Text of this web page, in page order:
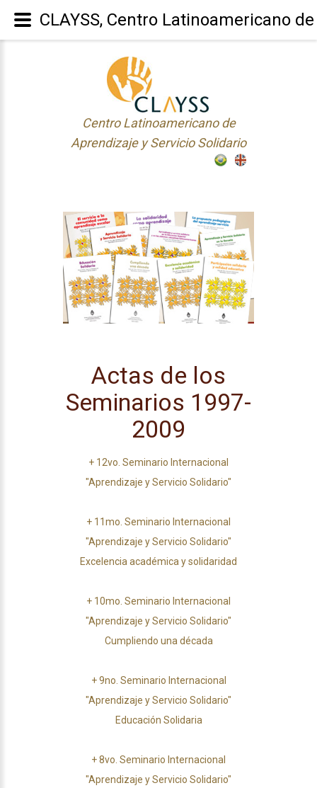
Centro Latinoamericano de
Aprendizaje y Servicio Solidario
Actas de los
Seminarios 1997-
2009
+ 12vo. Seminario Internacional
"Aprendizaje y Servicio Solidario"
+ 11mo. Seminario Internacional
"Aprendizaje y Servicio Solidario"
Excelencia académica y solidaridad
+ 10mo. Seminario Internacional
"Aprendizaje y Servicio Solidario"
Cumpliendo una década
+9no. Seminario Internacional
"Aprendizaje y Servicio Solidario"
Educación Solidaria
+8vo. Seminario Internacional
"Aprendizaje y Servicio Solidario"
CLAYSS, Centro Latinoamericano